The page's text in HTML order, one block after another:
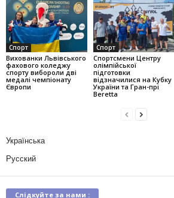
Спорт
Вихованки Львівського
фахового коледжу
спорту вибороли дві
медалі чемпіонату
Європи
Спорт
Спортсмени Центру
олімпійської
підготовки
відзначилися на Кубку
України та Гран-прі
Beretta
Українська
Русский
Слідкуйте за нами :